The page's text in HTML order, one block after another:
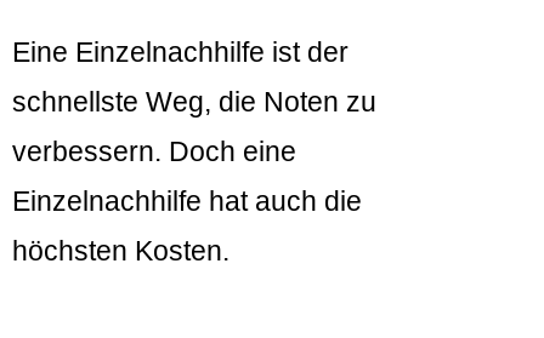
Eine Einzelnachhilfe ist der
schnellste Weg, die Noten zu
verbessern. Doch eine
Einzelnachhilfe hat auch die
höchsten Kosten.